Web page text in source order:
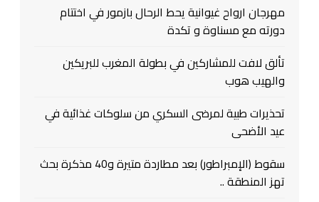
مهرجان ارواح غيوانية يحط الرحال بازمور في اختتام
دورته مع مسناوة و تكدة
تألق لافت للمشاركين في بطولة المغرب للبريكين
والهيب هوب
تحذيرات طبية لمرضى السكري من سلوكات غذائية في
عيد الأضحى
سقوط (الإمبراطور) بعد مطاردة متيرة و40 مذكرة بحث
تهز المنطقة ..